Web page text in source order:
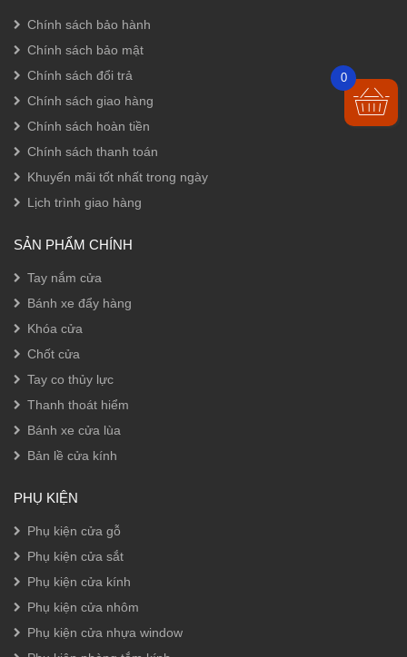
Chính sách bảo hành
Chính sách bảo mật
Chính sách đổi trả
Chính sách giao hàng
Chính sách hoàn tiền
Chính sách thanh toán
Khuyến mãi tốt nhất trong ngày
Lịch trình giao hàng
SẢN PHẨM CHÍNH
Tay nắm cửa
Bánh xe đẩy hàng
Khóa cửa
Chốt cửa
Tay co thủy lực
Thanh thoát hiểm
Bánh xe cửa lùa
Bản lề cửa kính
PHỤ KIỆN
Phụ kiện cửa gỗ
Phụ kiện cửa sắt
Phụ kiện cửa kính
Phụ kiện cửa nhôm
Phụ kiện cửa nhựa window
0